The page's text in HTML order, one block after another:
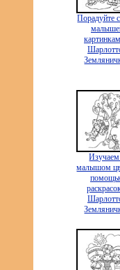
Порадуйте
Изучаем
малышом